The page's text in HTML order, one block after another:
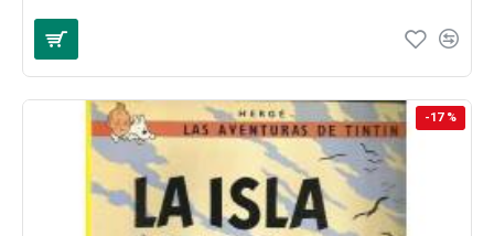
-17 %